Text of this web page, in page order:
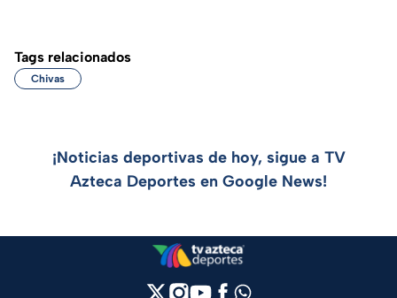
Tags relacionados
Chivas
¡Noticias deportivas de hoy, sigue a TV
Azteca Deportes en Google News!